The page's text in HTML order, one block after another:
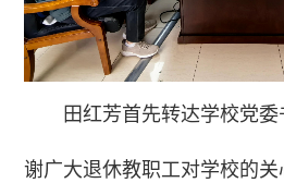
田红芳首先转达学校党
谢广大退休教职工对学校的